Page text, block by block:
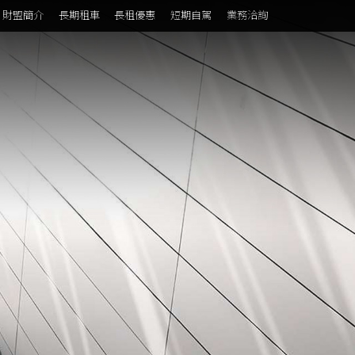
財盟簡介 長期租車 長租優惠 短期自駕 業務洽詢